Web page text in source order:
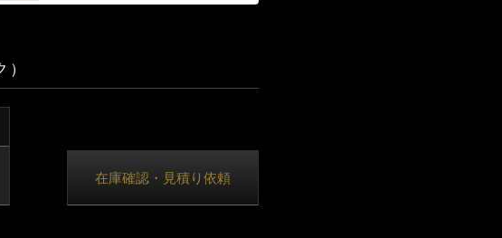
在庫確認・見積り依頼